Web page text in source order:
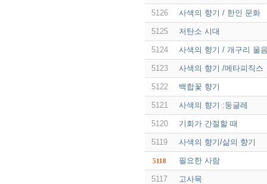
5126 사색의 향기 / 한인 문화
5125 저탄소 시대
5124 사색의 향기 / 개구리 울
5123 사색의 향기 /메타피직스
5122 백합꽃 향기
5121 사색의 향기 :둥글레
5120 기회가 간절할 때
5119 사색의 향기/삶의 향기
5118 필요한 사람
5117 고사목